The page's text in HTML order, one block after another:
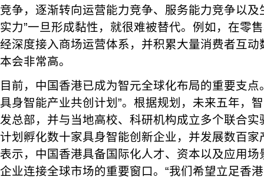
竞争，逐渐转向运营能力竞争、服务能力竞争以及
实力”一旦形成黏性，就很难被替代。例如，在零
经深度接入商场运营体系，并积累大量消费者互
本会非常高。
目前，中国香港已成为智元全球化布局的重要支点
具身智能产业共创计划”。根据规划，未来五年，
发总部，并与当地高校、科研机构成立多个联合
计划孵化数十家具身智能创新企业，并发展数百
表示，中国香港具备国际化人才、资本以及应用
企业连接全球市场的重要窗口。“我们希望立足香